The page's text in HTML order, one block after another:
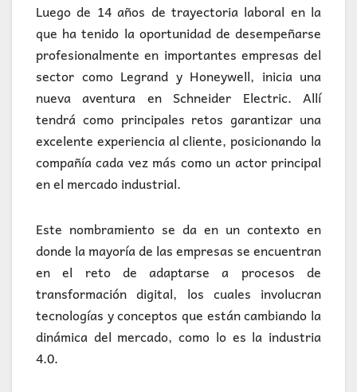
Luego de 14 años de trayectoria laboral en la
que ha tenido la oportunidad de desempeñarse
profesionalmente en importantes empresas del
sector como Legrand y Honeywell, inicia una
nueva aventura en Schneider Electric. Allí
tendrá como principales retos garantizar una
excelente experiencia al cliente, posicionando la
compañía cada vez más como un actor principal
en el mercado industrial.
Este nombramiento se da en un contexto en
donde la mayoría de las empresas se encuentran
en el reto de adaptarse a procesos de
transformación digital, los cuales involucran
tecnologías y conceptos que están cambiando la
dinámica del mercado, como lo es la industria
4.0.